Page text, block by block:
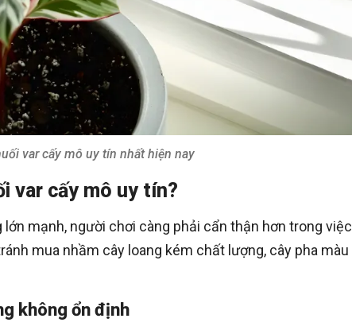
var cấy mô uy tín nhất hiện nay
var cấy mô uy tín?
lớn mạnh, người chơi càng phải cẩn thận hơn trong việc
mua nhầm cây loang kém chất lượng, cây pha màu
không ổn định